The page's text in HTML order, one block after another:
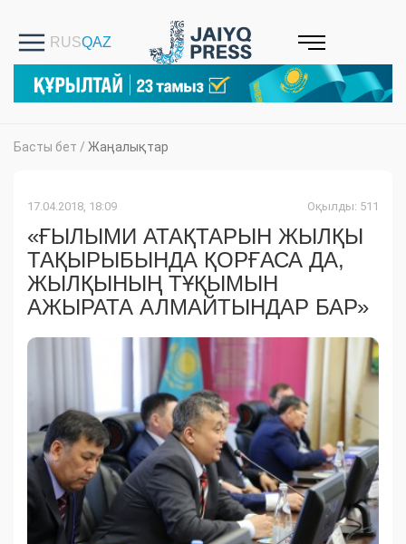
Басты бет / Жаңалықтар
17.04.2018, 18:09 Оқылды: 511
«ҒЫЛЫМИ АТАҚТАРЫН ЖЫЛҚЫ
ТАҚЫРЫБЫНДА ҚОРҒАСА ДА,
ЖЫЛҚЫНЫҢ ТҰҚЫМЫН
АЖЫРАТА АЛМАЙТЫНДАР БАР»